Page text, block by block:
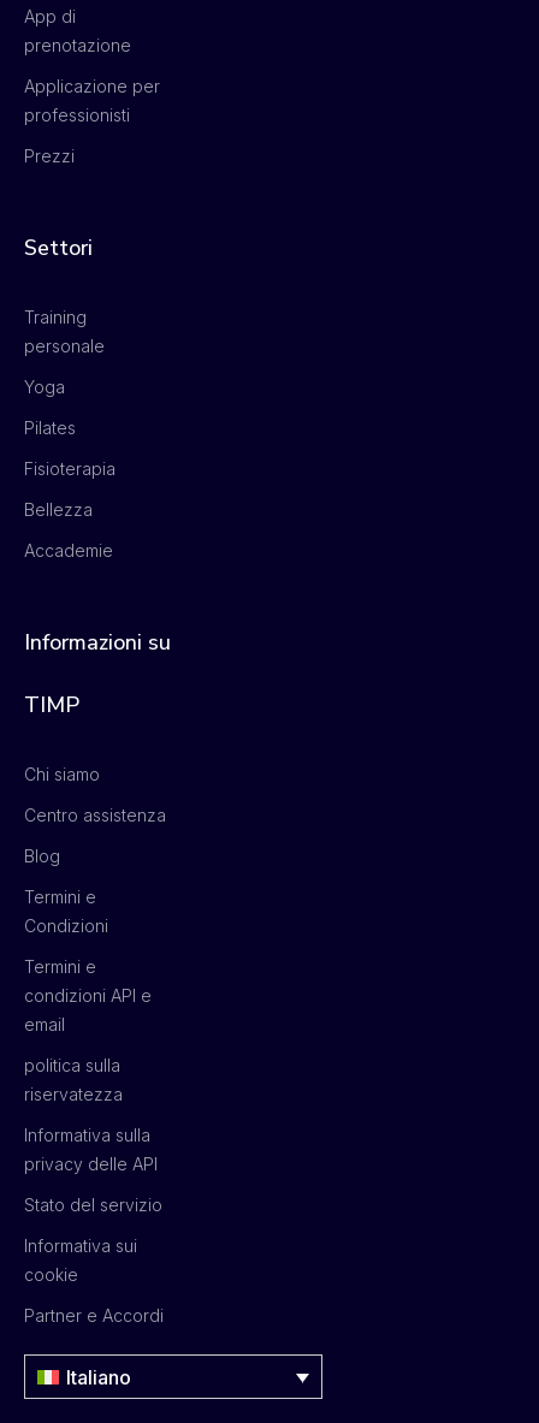
App di
prenotazione
Applicazione per
professionisti
Prezzi
Settori
Training
personale
Yoga
Pilates
Fisioterapia
Bellezza
Accademie
Informazioni su
TIMP
Chi siamo
Centro assistenza
Blog
Termini e
Condizioni
Termini e
condizioni API e
email
politica sulla
riservatezza
Informativa sulla
privacy delle API
Stato del servizio
Informativa sui
cookie
Partner e Accordi
Italiano